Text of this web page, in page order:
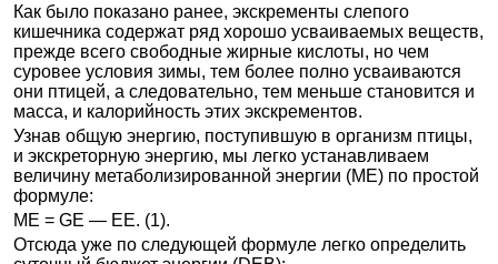
Как было показано ранее, экскременты слепого
кишечника содержат ряд хорошо усваиваемых веществ,
прежде всего свободные жирные кислоты, но чем
суровее условия зимы, тем более полно усваиваются
они птицей, а следовательно, тем меньше становится и
масса, и калорийность этих экскрементов.
Узнав общую энергию, поступившую в организм птицы,
и экскреторную энергию, мы легко устанавливаем
величину метаболизированной энергии (ME) по простой
формуле:
ME = GE — ЕЕ. (1).
Отсюда уже по следующей формуле легко определить